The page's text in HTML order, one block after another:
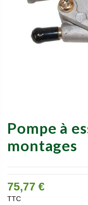
Pompe à
montages
75,77 €
TTC